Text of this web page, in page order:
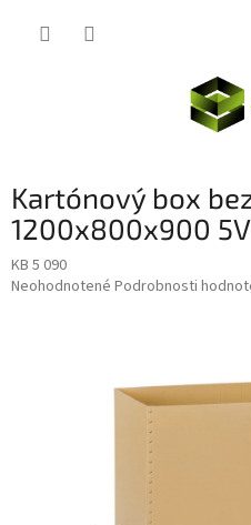
Kartónový box
1200x800x900
KB 5 090
Priemerné
Neohodnotené Podrobnosti